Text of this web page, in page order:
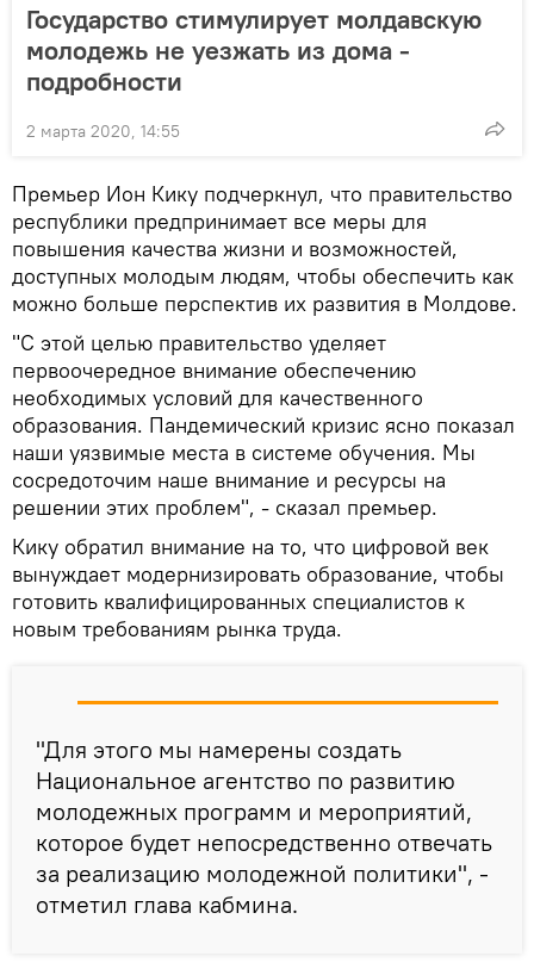
Государство стимулирует молдавскую
молодежь не уезжать из дома -
подробности
2 марта 2020, 14:55
Премьер Ион Кику подчеркнул, что правительство
республики предпринимает все меры для
повышения качества жизни и возможностей,
доступных молодым людям, чтобы обеспечить как
можно больше перспектив их развития в Молдове.
"С этой целью правительство уделяет
первоочередное внимание обеспечению
необходимых условий для качественного
образования. Пандемический кризис ясно показал
наши уязвимые места в системе обучения. Мы
сосредоточим наше внимание и ресурсы на
решении этих проблем", - сказал премьер.
Кику обратил внимание на то, что цифровой век
вынуждает модернизировать образование, чтобы
готовить квалифицированных специалистов к
новым требованиям рынка труда.
"Для этого мы намерены создать
Национальное агентство по развитию
молодежных программ и мероприятий,
которое будет непосредственно отвечать
за реализацию молодежной политики", -
отметил глава кабмина.